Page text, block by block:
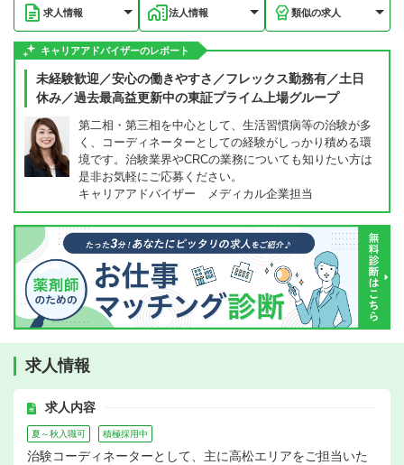
求人情報 法人情報 類似の求人
キャリアアドバイザーのレポート
未経験歓迎／安心の働きやすさ／フレックス勤務有／土日
休み／過去最高益更新中の東証プライム上場グループ
第二相・第三相を中心として、生活習慣病等の治験が多
く、コーディネーターとしての経験がしっかり積める環
境です。治験業界やCRCの業務についても知りたい方は
是非お気軽にご応募ください。
キャリアアドバイザー メディカル企業担当
求人情報
求人内容
夏～秋入職可 積極採用中
治験コーディネーターとして、主に高松エリアをご担当いた